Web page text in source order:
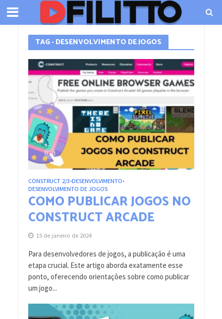
TAG - DESENVOLVIMENTO DE JOGOS
CONSTRUCT 2/3•DESENVOLVIMENTO•
DESENVOLVIMENTO DE JOGOS
COMO PUBLICAR JOGOS NO
CONSTRUCT ARCADE
15 de janeiro de 2024
Para desenvolvedores de jogos, a publicação é uma
etapa crucial. Este artigo aborda exatamente esse
ponto, oferecendo orientações sobre como publicar
um jogo...